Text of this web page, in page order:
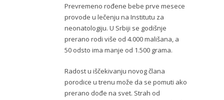
Prevremeno rođene bebe prve mesece
provode u lečenju na Institutu za
neonatologiju. U Srbiji se godišnje
prerano rodi više od 4.000 mališana, a
50 odsto ima manje od 1.500 grama.
Radost u iščekivanju novog člana
porodice u trenu može da se pomuti ako
prerano dođe na svet. Strah od